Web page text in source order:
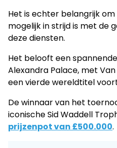
Het is echter belangrijk
mogelijk in strijd is met de
deze diensten.
Het belooft een
Alexandra Palace, met
een vierde wereldtitel
De winnaar van het
iconische Sid Waddell
prijzenpot van £500.000.